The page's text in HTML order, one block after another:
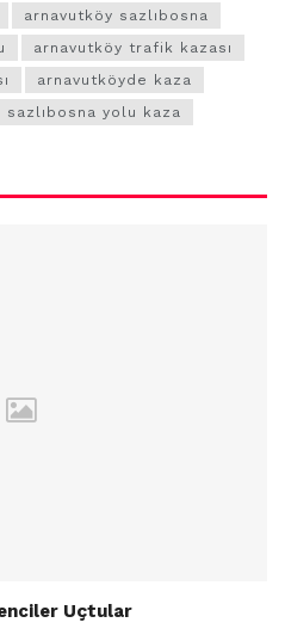
arnavutköy sazlıbosna
arnavutköy trafik kazası
arnavutköyde kaza
sazlıbosna yolu kaza
Uçtular